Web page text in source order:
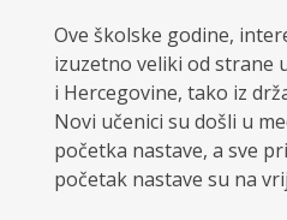
Ove školske godine,
izuzetno veliki od strane
i Hercegovine, tako iz
Novi učenici su došli u
početka nastave, a sve
početak nastave su na